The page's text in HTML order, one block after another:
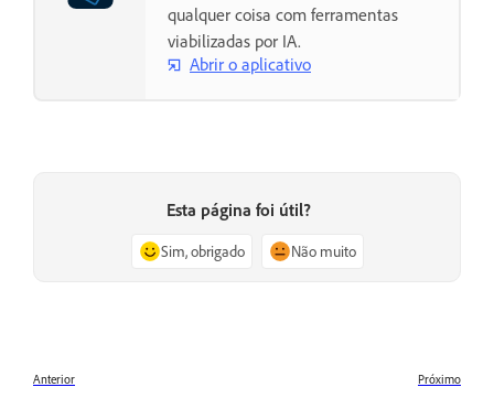
qualquer coisa com ferramentas
viabilizadas por IA.
Abrir o aplicativo
Esta página foi útil?
Sim, obrigado Não muito
Anterior Próximo